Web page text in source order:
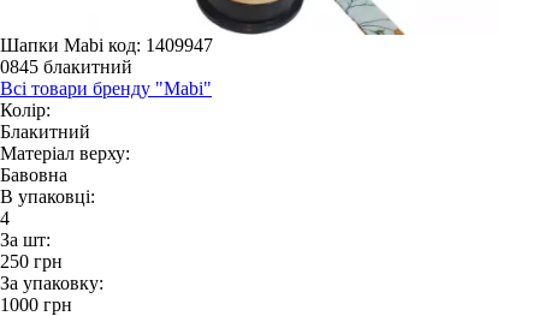
Шапки Mabi код: 1409947
0845 блакитний
Всі товари бренду "Mabi"
Колір:
Блакитний
Матеріал верху:
Бавовна
В упаковці:
4
За шт:
250 грн
За упаковку:
1000 грн